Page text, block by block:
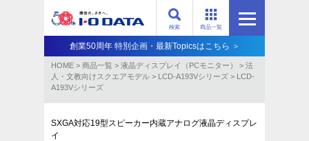
商品一覧
検索
創業50周年 特別企画・最新Topicsはこちら ＞
HOME > 商品一覧 > 液晶ディスプレイ（PCモニター） > 法
人・文教向けスクエアモデル > LCD-A193Vシリーズ > LCD-
A193Vシリーズ
SXGA対応19型スピーカー内蔵アナログ液晶ディスプレ
イ